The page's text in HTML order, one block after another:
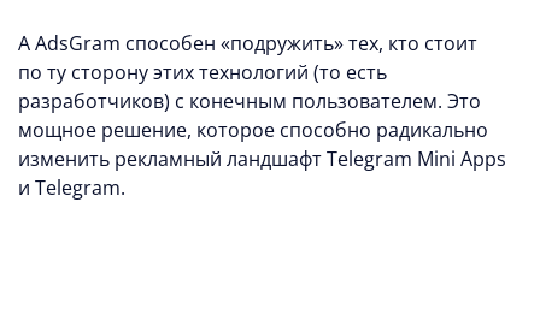
А AdsGram способен «подружить» тех, кто стоит
по ту сторону этих технологий (то есть
разработчиков) с конечным пользователем. Это
мощное решение, которое способно радикально
изменить рекламный ландшафт Telegram Mini Apps
и Telegram.